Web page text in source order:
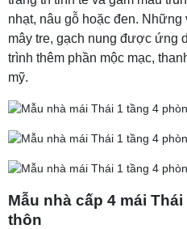
nhạt, nâu gỗ hoặc đen.
mây tre, gạch nung được ứng
trình thêm phần mộc mạc,
mỹ.
Mẫu nhà cấp 4 mái
thôn